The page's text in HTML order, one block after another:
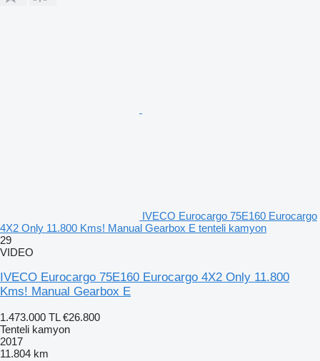
IVECO Eurocargo 75E160 Eurocargo
4X2 Only 11.800 Kms! Manual Gearbox E tenteli kamyon
29
VIDEO
IVECO Eurocargo 75E160 Eurocargo 4X2 Only 11.800
Kms! Manual Gearbox E
1.473.000 TL €26.800
Tenteli kamyon
2017
11.804 km